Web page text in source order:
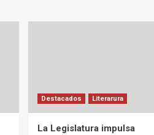
Destacados Literarura
La Legislatura impulsa